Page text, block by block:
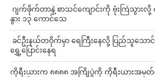
ဂျက်ဖိုက်တာနဲ့ စာသင်ကျောင်းကို ဗုံးကြဲသွားလို့ က
နွား ၁၃ ကောင်သေ
ခင်ဦးနယ်တဝိုက်မှာ ရေကြီးနေလို့ ပြည်သူသော
ရွှေ့ပြောင်းနေရ
ကိုရီးယားက ၈၈၈၈ အကြိုပွဲကို ကိုရီးယားအ